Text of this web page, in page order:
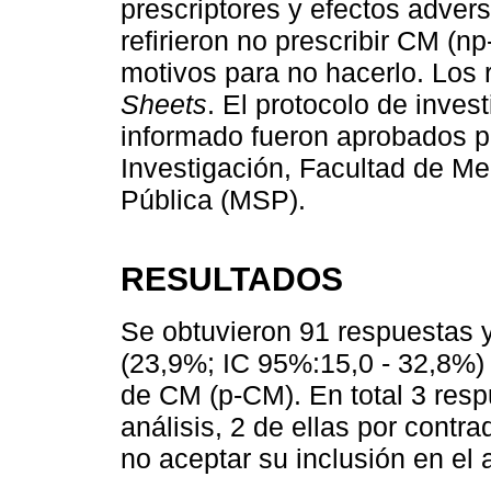
prescriptores y efectos
refirieron no prescribir CM
motivos para no hacerlo.
Sheets. El protocolo de
informado fueron aprobados
Investigación, Facultad de
Pública (MSP).
RESULTADOS
Se obtuvieron 91 respuestas
(23,9%; IC 95%:15,0 -
de CM (p-CM). En total 3
análisis, 2 de ellas por
no aceptar su inclusión en el